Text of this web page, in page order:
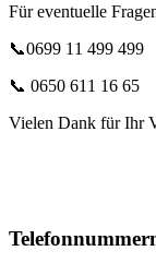
Für eventuelle
📞0699 11 499 499
📞 0650 611 16 65
Vielen Dank für Ihr